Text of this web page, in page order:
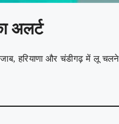
अलर्ट
हरियाणा और चंडीगढ़ में लू